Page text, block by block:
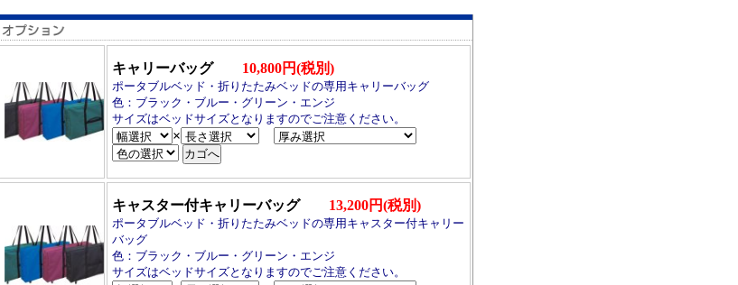
キャリーバッグ 10,800円(税別)
ポータブルベッド・折りたたみベッドの専用キャリーバッグ
色：ブラック・ブルー・グリーン・エンジ
サイズはベッドサイズとなりますのでご注意ください。
×
キャスター付キャリーバッグ 13,200円(税別)
ポータブルベッド・折りたたみベッドの専用キャスター付キャリー
バッグ
色：ブラック・ブルー・グリーン・エンジ
サイズはベッドサイズとなりますのでご注意ください。